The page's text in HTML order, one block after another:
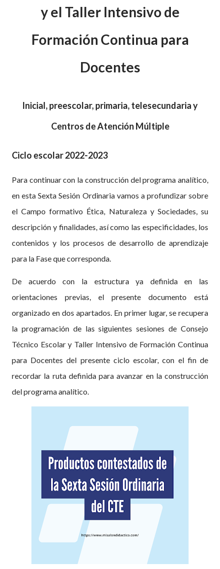
y el Taller Intensivo de
Formación Continua para
Docentes
Inicial, preescolar, primaria,telesecundaria y
Centros de Atención Múltiple
Ciclo escolar 2022-2023
Para continuar con la construcción del programa analítico,
en esta Sexta Sesión Ordinaria vamos a profundizar sobre
el Campo formativo Ética, Naturaleza y Sociedades, su
descripción y finalidades, así como las especificidades, los
contenidos y los procesos de desarrollo de aprendizaje
para la Fase que corresponda.
De acuerdo con la estructura ya definida en las
orientaciones previas, el presente documento está
organizado en dos apartados. En primer lugar, se recupera
la programación de las siguientes sesiones de Consejo
Técnico Escolar y Taller Intensivo de Formación Continua
para Docentes del presente ciclo escolar, con el fin de
recordar la ruta definida para avanzar en la construcción
del programa analítico.